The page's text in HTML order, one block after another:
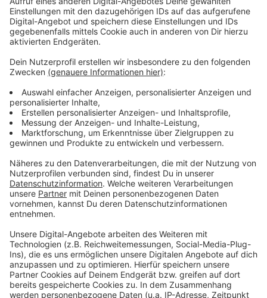
Bezirksregierung die endgültige Entscheidung darüber
fällen, ob Currenta weiterhin in diesem Maß an das
Leverkusener Grundwasser darf – und für welchen
Anzeige
Mehr Meldungen aus Leverkusen
Anzeige
Aufbau der Leverkusener Weihnachtsmärkte schreitet
voran
Leverkusener Apotheker streiken am Mittwoch
Stadt-Pläne für das Leverkusener Kaufhof-Gebäude
Anzeige